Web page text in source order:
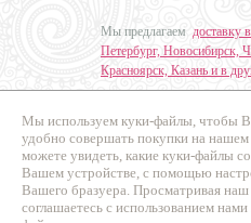
Мы используем куки-файлы, чтобы
удобно совершать покупки на
можете увидеть, какие куки-файлы
Вашем устройстве, с помощью
Вашего бразуера. Просматривая наш
соглашаетесь с использованием
Мы предлагаем доставку
Петербург, Новосибирск,
Красноярск, Казань и в
Дизайн - Наталья Мальцева
Продвижение сайтов
Промо Эксперт